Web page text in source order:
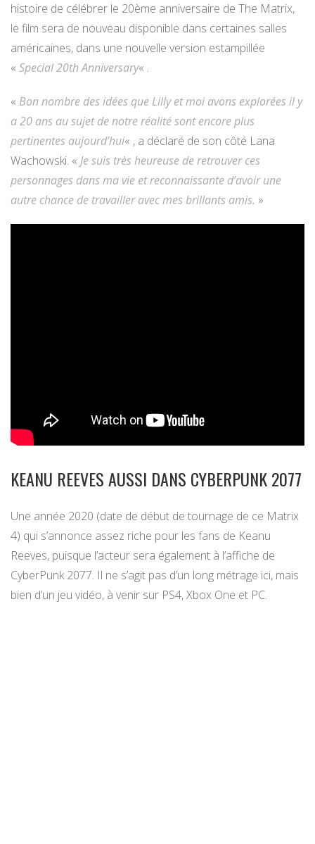
histoire de célébrer le 20ème anniversaire de The Matrix,
le film sera de nouveau disponible dans certaines salles
américaines, dans une nouvelle version estampillée
« Special 20th Anniversary« .
« Bon nombre des idées que Lilly et moi avons explorées il y
a 20 ans au sujet de notre réalité sont encore plus
pertinentes aujourd’hui« , a déclaré de son côté Lana
Wachowski. « Je suis très heureuse de retrouver ces
personnages dans ma vie et reconnaissante d’avoir une
autre chance de travailler avec mes brillants amis. »
KEANU REEVES AUSSI DANS CYBERPUNK 2077
Une année 2020 (date de début de tournage de ce Matrix
4) qui s’annonce assez riche pour les fans de Keanu
Reeves, puisque l’acteur sera également à l’affiche de
CyberPunk 2077. Il ne s’agit pas d’un long métrage ici, mais
bien d’un jeu vidéo, à venir sur PS4, Xbox One et PC.